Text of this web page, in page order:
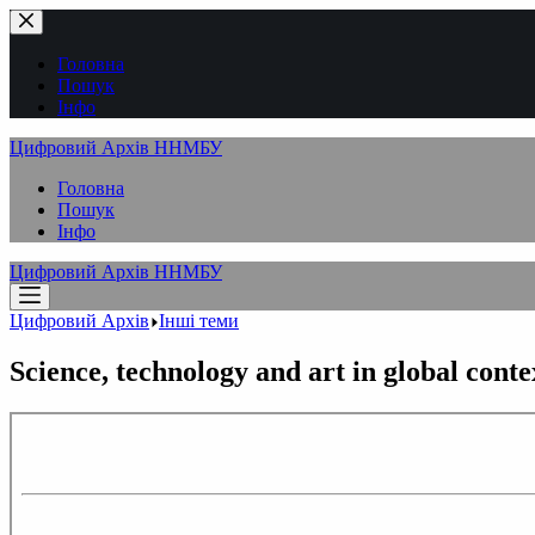
Перейти
до
вмістуГоловна
Пошук
Інфо
Цифровий Архів ННМБУ
Головна
Пошук
Інфо
Цифровий Архів ННМБУ
Цифровий Архів Інші теми
Science, technology and art in global